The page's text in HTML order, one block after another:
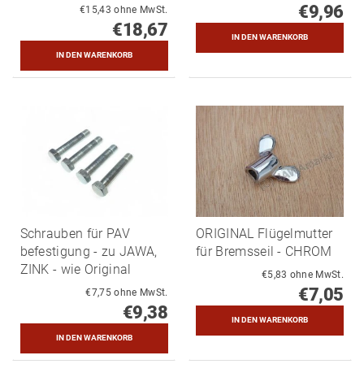
€15,43 ohne MwSt.
€18,67
€9,96
Schrauben für PAV
befestigung - zu JAWA,
ZINK - wie Original
€7,75 ohne MwSt.
€9,38
ORIGINAL Flügelmutter
für Bremsseil - CHROM
€5,83 ohne MwSt.
€7,05